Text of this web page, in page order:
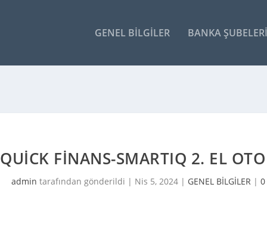
GENEL BILGILER BANKA ŞUBELERI
QUICK FINANS-SMARTIQ 2. EL
admin tarafından gönderildi | Nis 5, 2024| GENEL BİLGİLER| 0